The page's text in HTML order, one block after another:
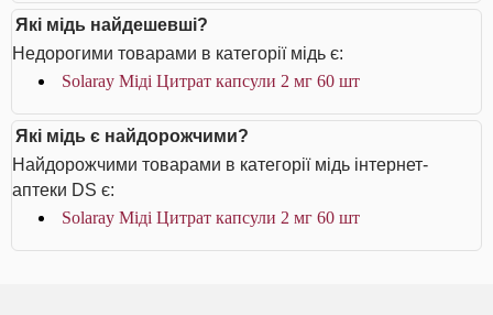
Які мідь найдешевші?
Недорогими товарами в категорії мідь є:
Solaray Міді Цитрат капсули 2 мг 60 шт
Які мідь є найдорожчими?
Найдорожчими товарами в категорії мідь інтернет-
аптеки DS є:
Solaray Міді Цитрат капсули 2 мг 60 шт